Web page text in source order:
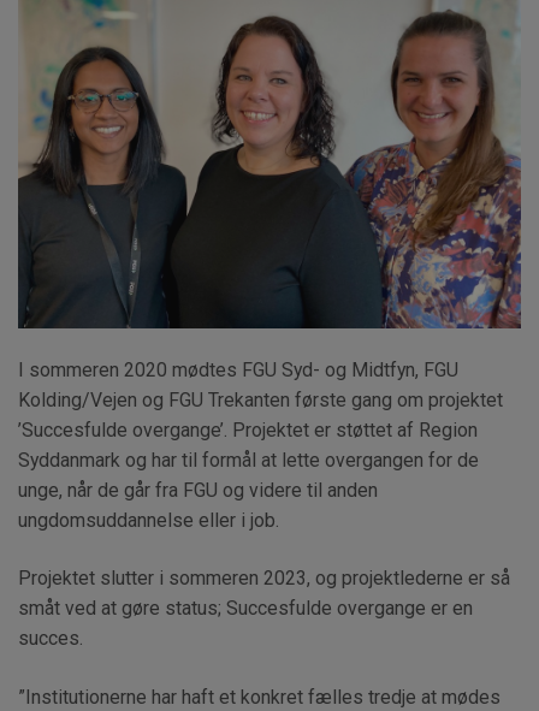
I sommeren 2020 mødtes FGU Syd- og Midtfyn, FGU
Kolding/Vejen og FGU Trekanten første gang om projektet
’Succesfulde overgange’. Projektet er støttet af Region
Syddanmark og har til formål at lette overgangen for de
unge, når de går fra FGU og videre til anden
ungdomsuddannelse eller i job.
Projektet slutter i sommeren 2023, og projektlederne er så
småt ved at gøre status; Succesfulde overgange er en
succes.
”Institutionerne har haft et konkret fælles tredje at mødes